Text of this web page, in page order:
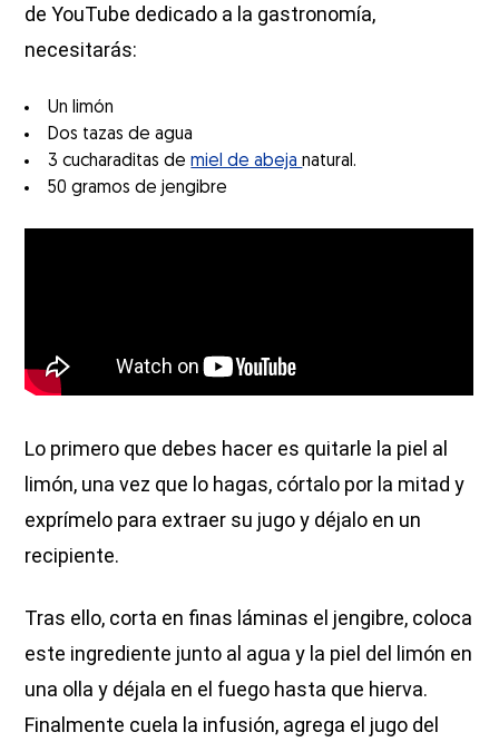
de YouTube dedicado a la gastronomía,
necesitarás:
Un limón
Dos tazas de agua
3 cucharaditas demiel de abejanatural.
50 gramos de jengibre
Lo primero que debes hacer es quitarle la piel al
limón, una vez que lo hagas, córtalo por la mitad y
exprímelo para extraer su jugo y déjalo en un
recipiente.
Tras ello, corta en finas láminas el jengibre, coloca
este ingrediente junto al agua y la piel del limón en
una olla y déjala en el fuego hasta que hierva.
Finalmente cuela la infusión, agrega el jugo del